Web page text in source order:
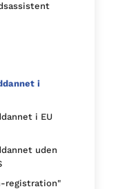
i
i EU
uden
registration"